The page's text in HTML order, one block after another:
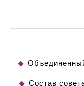
Состав